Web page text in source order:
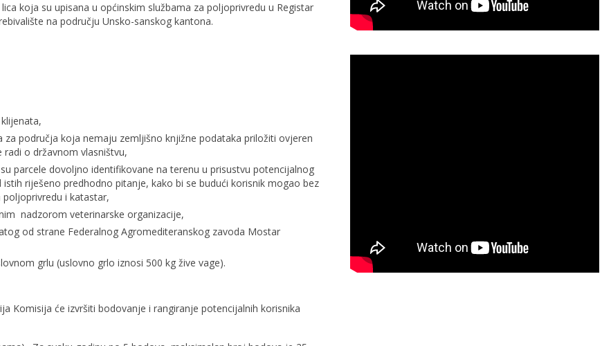
koja su upisana u općinskim službama za poljoprivredu u Registar
na području Unsko-sanskog kantona.
za područja koja nemaju zemljišno knjižne podataka priložiti ovjeren
o državnom vlasništvu,
parcele dovoljno identifikovane na terenu u prisustvu potencijalnog
riješeno predhodno pitanje, kako bi se budući korisnik mogao bez
za poljoprivredu i katastar,
nadzorom veterinarske organizacije,
od strane Federalnog Agromediteranskog zavoda Mostar
grlu (uslovno grlo iznosi 500 kg žive vage).
Komisija će izvršiti bodovanje i rangiranje potencijalnih korisnika